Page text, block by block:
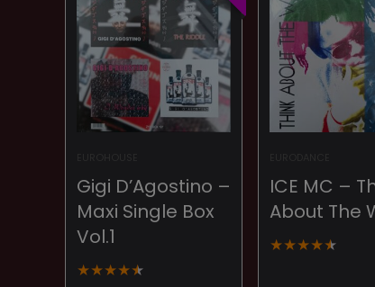
Gigi D’Agostino –
Maxi Single Box
Vol.1
★★★★★
ICE MC –
About The
★★★★★